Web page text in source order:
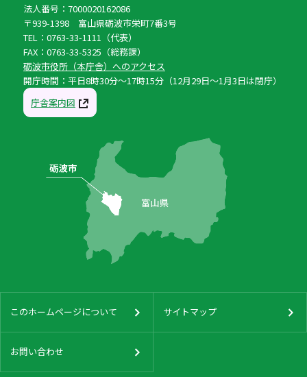
法人番号：7000020162086
〒939-1398 富山県砺波市栄町7番3号
TEL：0763-33-1111（代表）
FAX：0763-33-5325（総務課）
砺波市役所（本庁舎）へのアクセス
開庁時間：平日8時30分〜17時15分（12月29日〜1月3日は閉庁）
庁舎案内図
このホームページについて サイトマップ
お問い合わせ